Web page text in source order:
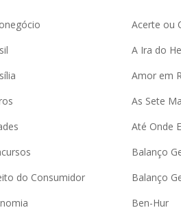
do Consumidor
Acerte ou
A Ira do
Amor em
As Sete
Até Onde
Balanço
Balanço
Ben-Hur